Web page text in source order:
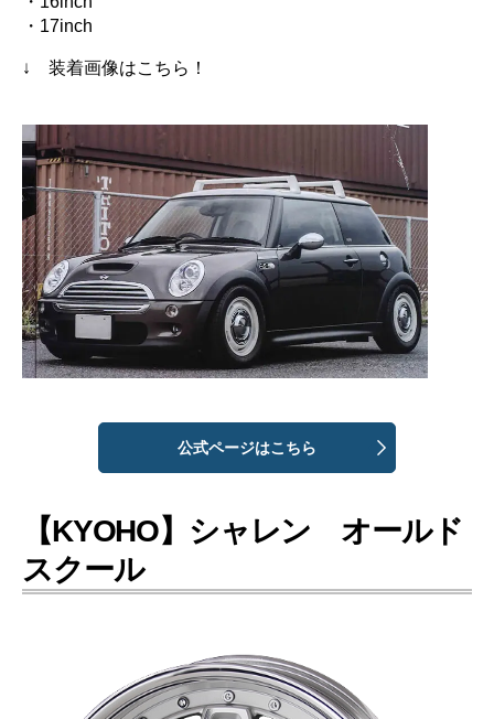
・17inch
↓ 装着画像はこちら！
公式ページはこちら
【KYOHO】シャレン オールド
スクール